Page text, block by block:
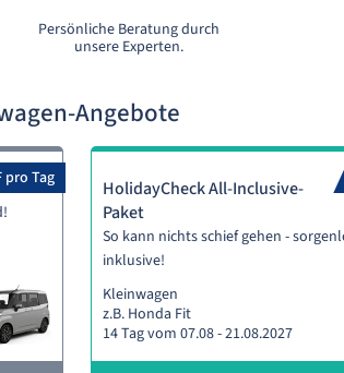
Persönliche Beratung durch
unsere Experten.
Angebote
pro Tag
HolidayCheck All-Inclusive-
Paket
So kann nichts schief gehen -
inklusive!
Kleinwagen
z.B. Honda Fit
14 Tag vom 07.08 - 21.08.2027